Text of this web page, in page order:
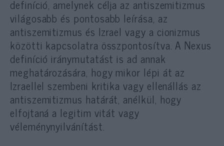
definíció, amelynek célja az antiszemitizmus
világosabb és pontosabb leírása, az
antiszemitizmus és Izrael vagy a cionizmus
közötti kapcsolatra összpontosítva. A Nexus
definíció iránymutatást is ad annak
meghatározására, hogy mikor lépi át az
Izraellel szembeni kritika vagy ellenállás az
antiszemitizmus határát, anélkül, hogy
elfojtaná a legitim vitát vagy
véleménynyilvánítást.